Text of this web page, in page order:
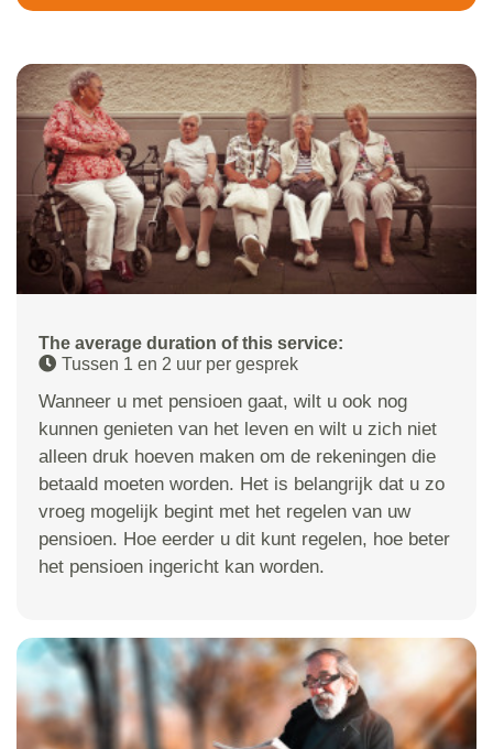
The average duration of this service:
Tussen 1 en 2 uur per gesprek
Wanneer u met pensioen gaat, wilt u ook nog
kunnen genieten van het leven en wilt u zich niet
alleen druk hoeven maken om de rekeningen die
betaald moeten worden. Het is belangrijk dat u zo
vroeg mogelijk begint met het regelen van uw
pensioen. Hoe eerder u dit kunt regelen, hoe beter
het pensioen ingericht kan worden.